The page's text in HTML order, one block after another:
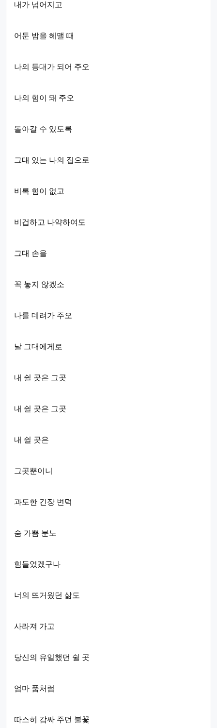
내가 넘어지고
어둔 밤을 헤맬 때
나의 등대가 되어 주오
나의 힘이 돼 주오
돌아갈 수 있도록
그대 있는 나의 집으로
비록 힘이 없고
비겁하고 나약하여도
그대 손을
꼭 놓지 않겠소
나를 데려가 주오
날 그대에게로
내 쉴 곳은 그곳
내 쉴 곳은 그곳
내 쉴 곳은
그곳뿐이니
과도한 긴장 변덕
숨 가쁨 분노
힘들었겠구나
너의 뜨거웠던 삶도
사라져 가고
당신의 유일했던 쉴 곳
엄마 품처럼
따스히 감싸 주던 불꽃